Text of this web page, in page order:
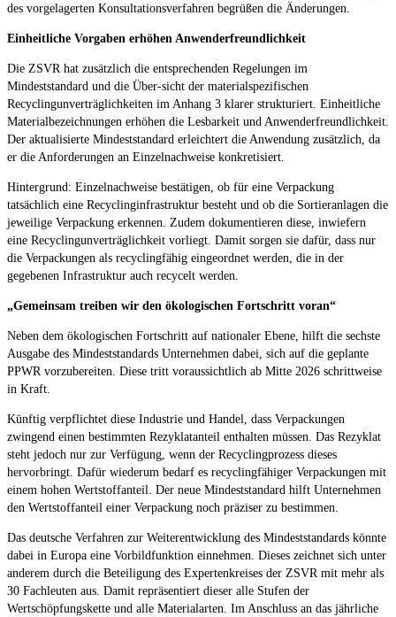
des vorgelagerten Konsultationsverfahren begrüßen die Änderungen.
Einheitliche Vorgaben erhöhen Anwenderfreundlichkeit
Die ZSVR hat zusätzlich die entsprechenden Regelungen im
Mindeststandard und die Über-sicht der materialspezifischen
Recyclingunverträglichkeiten im Anhang 3 klarer strukturiert. Einheitliche
Materialbezeichnungen erhöhen die Lesbarkeit und Anwenderfreundlichkeit.
Der aktualisierte Mindeststandard erleichtert die Anwendung zusätzlich, da
er die Anforderungen an Einzelnachweise konkretisiert.
Hintergrund: Einzelnachweise bestätigen, ob für eine Verpackung
tatsächlich eine Recyclinginfrastruktur besteht und ob die Sortieranlagen die
jeweilige Verpackung erkennen. Zudem dokumentieren diese, inwiefern
eine Recyclingunverträglichkeit vorliegt. Damit sorgen sie dafür, dass nur
die Verpackungen als recyclingfähig eingeordnet werden, die in der
gegebenen Infrastruktur auch recycelt werden.
„Gemeinsam treiben wir den ökologischen Fortschritt voran“
Neben dem ökologischen Fortschritt auf nationaler Ebene, hilft die sechste
Ausgabe des Mindeststandards Unternehmen dabei, sich auf die geplante
PPWR vorzubereiten. Diese tritt voraussichtlich ab Mitte 2026 schrittweise
in Kraft.
Künftig verpflichtet diese Industrie und Handel, dass Verpackungen
zwingend einen bestimmten Rezyklatanteil enthalten müssen. Das Rezyklat
steht jedoch nur zur Verfügung, wenn der Recyclingprozess dieses
hervorbringt. Dafür wiederum bedarf es recyclingfähiger Verpackungen mit
einem hohen Wertstoffanteil. Der neue Mindeststandard hilft Unternehmen
den Wertstoffanteil einer Verpackung noch präziser zu bestimmen.
Das deutsche Verfahren zur Weiterentwicklung des Mindeststandards könnte
dabei in Europa eine Vorbildfunktion einnehmen. Dieses zeichnet sich unter
anderem durch die Beteiligung des Expertenkreises der ZSVR mit mehr als
30 Fachleuten aus. Damit repräsentiert dieser alle Stufen der
Wertschöpfungskette und alle Materialarten. Im Anschluss an das jährliche